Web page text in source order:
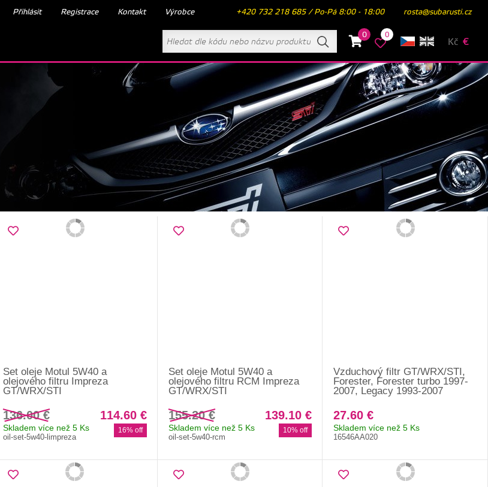
Přihlásit Registrace Kontakt Výrobce +420 732 218 685 / Po-Pá 8:00 - 18:00 rosta@subarusti.cz
0 0
Kč €
Set oleje Motul 5W40 a
olejového filtru Impreza
GT/WRX/STI
136.00 € 114.60 €
16% off
Skladem více než 5 Ks
oil-set-5w40-limpreza
Set oleje Motul 5W40 a
olejového filtru RCM Impreza
GT/WRX/STI
155.20 € 139.10 €
10% off
Skladem více než 5 Ks
oil-set-5w40-rcm
Vzduchový filtr GT/WRX/STI,
Forester, Forester turbo 1997-
2007, Legacy 1993-2007
27.60 €
Skladem více než 5 Ks
16546AA020